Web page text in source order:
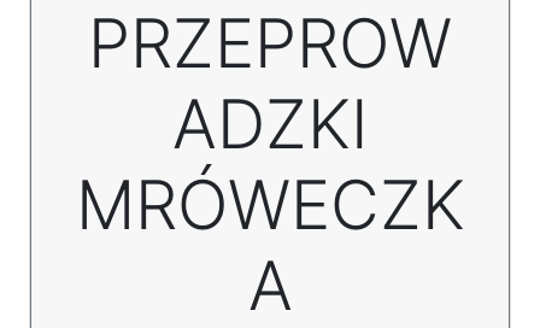
PRZEPROW
ADZKI
MRÓWECZK
A